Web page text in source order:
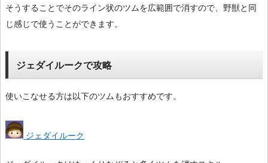
そうすることでそのライン状のツムを広範囲で消すので、野獣と同
じ感じで使うことができます。
ジェダイルークで攻略
使いこなせる方は以下のツムもおすすめです。
ジェダイルーク